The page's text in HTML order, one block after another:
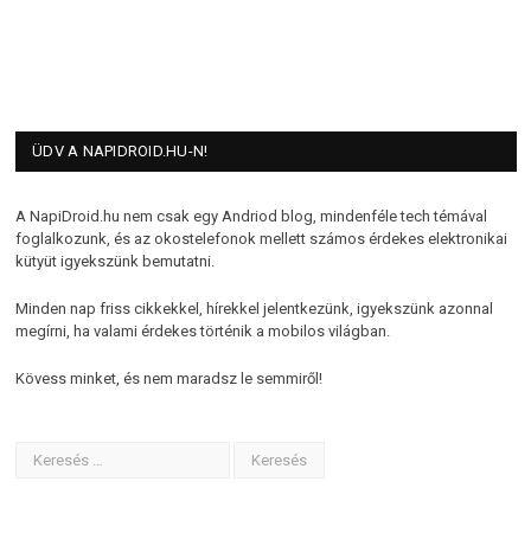
ÜDV A NAPIDROID.HU-N!
A NapiDroid.hu nem csak egy Andriod blog, mindenféle tech témával
foglalkozunk, és az okostelefonok mellett számos érdekes elektronikai
kütyüt igyekszünk bemutatni.
Minden nap friss cikkekkel, hírekkel jelentkezünk, igyekszünk azonnal
megírni, ha valami érdekes történik a mobilos világban.
Kövess minket, és nem maradsz le semmiről!